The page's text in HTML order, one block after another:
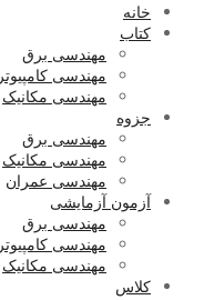
خانه
کتاب
مهندسی برق
مهندسی کامپیوتر
مهندسی مکانیک
جزوه
مهندسی برق
مهندسی مکانیک
مهندسی عمران
آزمون آزمایشی
مهندسی برق
مهندسی کامپیوتر
مهندسی مکانیک
کلاس